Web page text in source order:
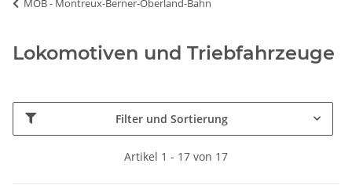
MOB - Montreux-Berner-Oberland-Bahn
Lokomotiven und Triebfahrzeuge
Filter und Sortierung
Artikel 1 - 17 von 17